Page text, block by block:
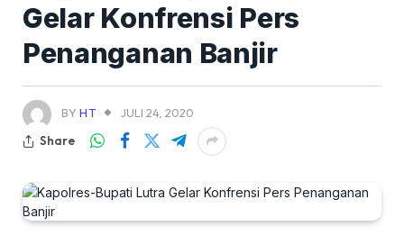
Gelar Konfrensi Pers
Penanganan Banjir
BY HT
JULI 24, 2020
Share